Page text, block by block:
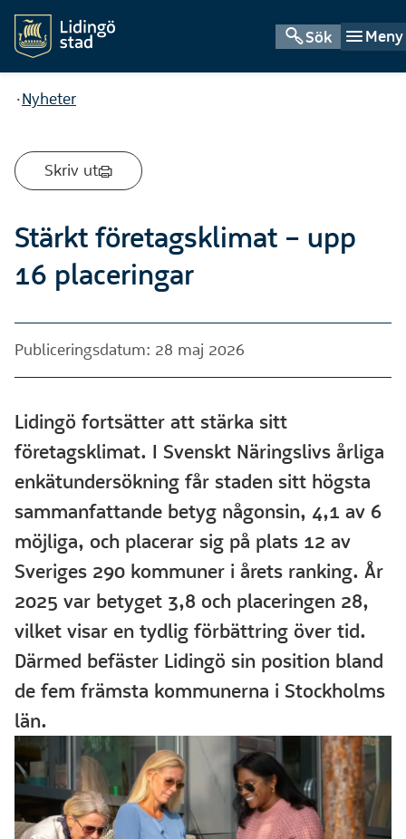
Sök Meny
Du är här:
Nyheter
Skriv ut
Stärkt företagsklimat – upp
16 placeringar
Publiceringsdatum: 28 maj 2026
Lidingö fortsätter att stärka sitt
företagsklimat. I Svenskt Näringslivs årliga
enkätundersökning får staden sitt högsta
sammanfattande betyg någonsin, 4,1 av 6
möjliga, och placerar sig på plats 12 av
Sveriges 290 kommuner i årets ranking. År
2025 var betyget 3,8 och placeringen 28,
vilket visar en tydlig förbättring över tid.
Därmed befäster Lidingö sin position bland
de fem främsta kommunerna i Stockholms
län.